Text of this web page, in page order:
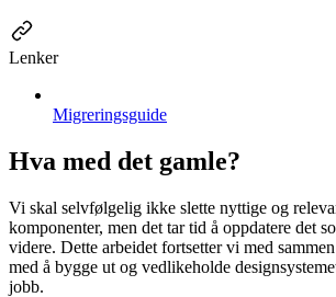
Lenker
Migreringsguide
Hva med det gamle?
Vi skal selvfølgelig ikke slette nyttige og
komponenter, men det tar tid å oppdatere det
videre. Dette arbeidet fortsetter vi med
med å bygge ut og vedlikeholde
jobb.